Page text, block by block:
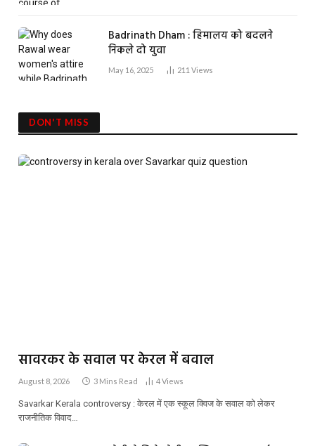
Badrinath Dham : हिमालय को बदलने
निकले दो युवा
May 16, 2025 211 Views
DON'T MISS
सावरकर के सवाल पर केरल में बवाल
August 8, 2026 3 Mins Read 4Views
Savarkar Kerala controversy : केरल में एक स्कूल क्विज के सवाल को लेकर
राजनीतिक विवाद…